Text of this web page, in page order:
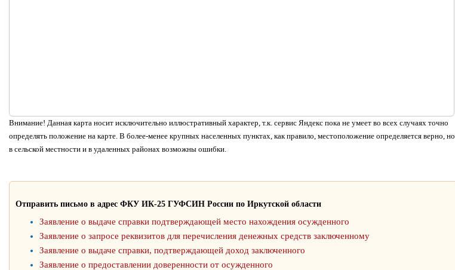
Внимание! Данная карта носит исключительно иллюстративный характер, т.к. сервис Яндекс пока не умеет во всех случаях точно
определять положение на карте. В более-менее крупных населенных пунктах, как правило, местоположение определяется верно, но
в сельской местности и в удаленных районах возможны ошибки.
Отправить письмо в адрес ФКУ ИК-25 ГУФСИН России по Иркутской области
Заявление о выдаче справки подтверждающей место нахождения осужденного
Заявление о запросе реквизитов для перечисления денежных средств заключенному
Заявление о выдаче справки, подтверждающей доход заключенного
Заявление о предоставлении доверенности от осужденного